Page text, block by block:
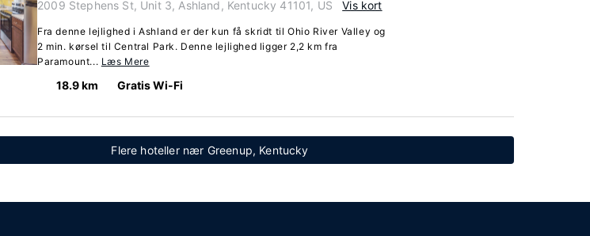
2009 Stephens St, Unit 3, Ashland, Kentucky 41101, US Vis kort
Fra denne lejlighed i Ashland er der kun få skridt til Ohio River Valley og
2 min. kørsel til Central Park. Denne lejlighed ligger 2,2 km fra
Paramount... Læs Mere
18.9 km Gratis Wi-Fi
Flere hoteller nær Greenup, Kentucky